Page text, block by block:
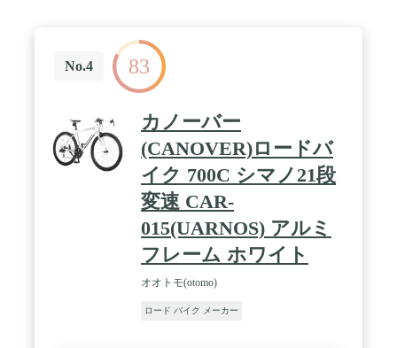
No.4 83
カノーバー
(CANOVER)ロードバ
イク 700C シマノ21段
変速 CAR-
015(UARNOS) アルミ
フレーム ホワイト
オオトモ(otomo)
ロード バイク メーカー